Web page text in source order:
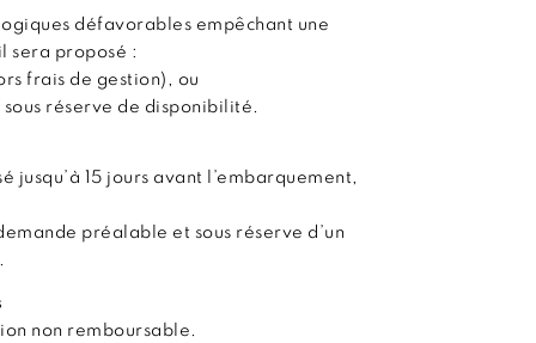
défavorables empêchant une
sera proposé :
frais de gestion), ou
réserve de disponibilité.
jusqu’à 15 jours avant l’embarquement,
préalable et sous réserve d’un
non remboursable.